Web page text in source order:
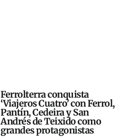
Ferrolterra conquista
‘Viajeros Cuatro’ con Ferrol,
Pantín, Cedeira y San
Andrés de Teixido como
grandes protagonistas